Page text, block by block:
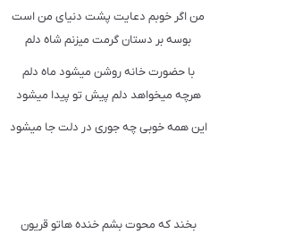
من اگر خوبم دعایت پشت دنیای من است
بوسه بر دستان گرمت میزنم شاه دلم
با حضورت خانه روشن میشود ماه دلم
هرچه میخواهد دلم پیش تو پیدا میشود
این همه خوبی چه جوری در دلت جا میشود
بخند که محوت بشم خنده هاتو قریون